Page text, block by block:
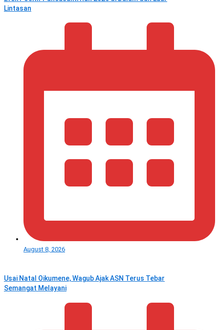
Lintasan
August 8, 2026
Usai Natal Oikumene, Wagub Ajak ASN Terus Tebar
Semangat Melayani